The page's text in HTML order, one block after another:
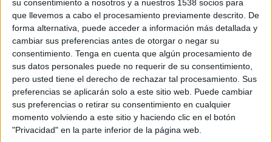
su consentimiento a nosotros y a nuestros 1538 socios para
que llevemos a cabo el procesamiento previamente descrito. De
forma alternativa, puede acceder a información más detallada y
cambiar sus preferencias antes de otorgar o negar su
consentimiento. Tenga en cuenta que algún procesamiento de
sus datos personales puede no requerir de su consentimiento,
pero usted tiene el derecho de rechazar tal procesamiento. Sus
preferencias se aplicarán solo a este sitio web. Puede cambiar
sus preferencias o retirar su consentimiento en cualquier
momento volviendo a este sitio y haciendo clic en el botón
"Privacidad" en la parte inferior de la página web.
que también cuenta con un spot, una flashmob,
folletos, conferencias y acciones on line.
La Ela (esclerosis lateral amiotrófica) es una
enfermedad degenerativa muscular para la que
no hay cura. La investigación con células madre
es la gran esperanza y el objetivo de éste
colectivo, unos 4.000 enfermos que pueden ser
40.000 en los próximos años, prisioneros de su
propio cuerpo. Más información en
:www.plataformaafectadosela.org,